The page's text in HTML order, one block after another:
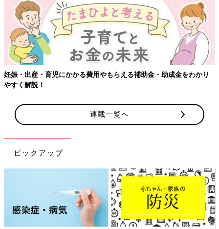
児にかかる費用やもらえる補助金・助成金をわかり 【ワクチン接
連載一覧へ
ピックアップ